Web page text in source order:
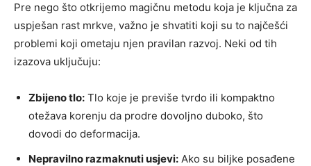
Pre nego što otkrijemo magičnu metodu koja je ključna za
uspješan rast mrkve, važno je shvatiti koji su to najčešći
problemi koji ometaju njen pravilan razvoj. Neki od tih
izazova uključuju:
Zbijeno tlo: Tlo koje je previše tvrdo ili kompaktno
otežava korenju da prodre dovoljno duboko, što
dovodi do deformacija.
Nepravilno razmaknuti usjevi: Ako su biljke posađene